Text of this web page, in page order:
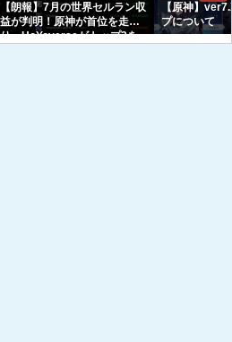
【朗報】7月の世界セルラン収
益が判明！原神が首位を走
り、HoYoverseがトップ3を
【原神】
プについて